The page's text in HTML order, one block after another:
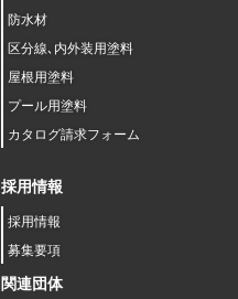
防水材
区分線､内外装用塗料
屋根用塗料
プール用塗料
カタログ請求フォーム
採用情報
採用情報
募集要項
関連団体